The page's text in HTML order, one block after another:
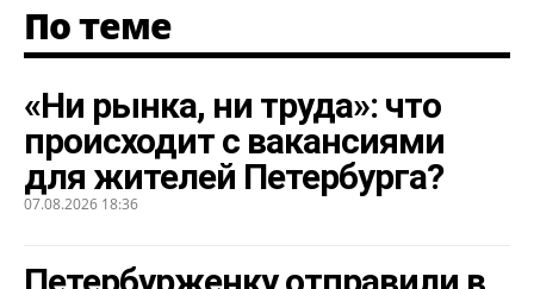
По теме
«Ни рынка, ни труда»: что
происходит с вакансиями
для жителей Петербурга?
07.08.2026 18:36